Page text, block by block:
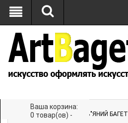
Ваша корзина:
0 товар(ов) -
Главная»БАГЕТ»ДЕРЕВ"ЯНИЙ БАГЕТ